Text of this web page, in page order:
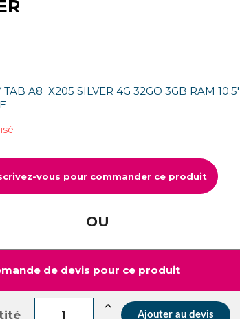
A8 X205 SILVER 4G 32GO 3GB RAM
vous pour commander ce produit
OU
de devis pour ce produit
Ajouter au devis